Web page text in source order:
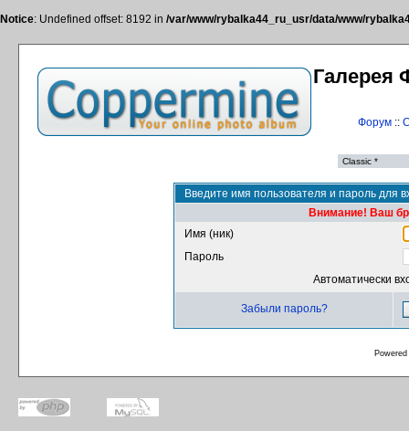
Notice: Undefined offset: 8192 in /var/www/rybalka44_ru_usr/data/www/
Галерея
Форум::
Введите имя пользователя и пароль для
Внимание! Ваш
Имя (ник)
Пароль
Автоматически
Забыли пароль?